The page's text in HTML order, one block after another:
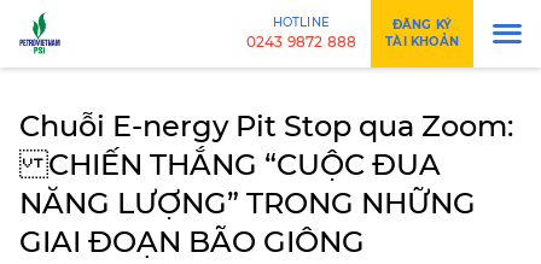
HOTLINE
0243 9872 888
ĐĂNG KÝ
TÀI KHOẢN
Chuỗi E-nergy Pit Stop qua Zoom:
CHIẾN THẮNG “CUỘC ĐUA
NĂNG LƯỢNG” TRONG NHỮNG
GIAI ĐOẠN BÃO GIÔNG